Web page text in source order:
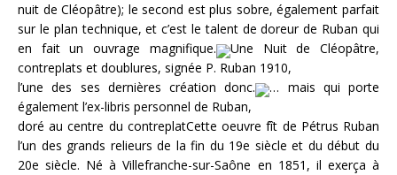
nuit de Cléopâtre); le second est plus sobre, également parfait
sur le plan technique, et c’est le talent de doreur de Ruban qui
en fait un ouvrage magnifique.
Une Nuit de Cléopâtre,
contreplats et doublures, signée P. Ruban 1910,
l’une des ses dernières création donc.
… mais qui porte
également l’ex-libris personnel de Ruban,
doré au centre du contreplatCette oeuvre fît de Pétrus Ruban
l’un des grands relieurs de la fin du 19e siècle et du début du
20e siècle. Né à Villefranche-sur-Saône en 1851, il exerça à